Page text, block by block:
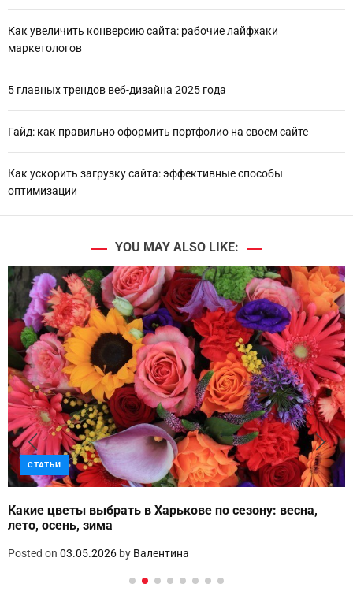
Как увеличить конверсию сайта: рабочие лайфхаки
маркетологов
5 главных трендов веб-дизайна 2025 года
Гайд: как правильно оформить портфолио на своем сайте
Как ускорить загрузку сайта: эффективные способы
оптимизации
YOU MAY ALSO LIKE:
СТАТЬИ
Какие цветы выбрать в Харькове по сезону: весна,
лето, осень, зима
Posted on 03.05.2026 by Валентина